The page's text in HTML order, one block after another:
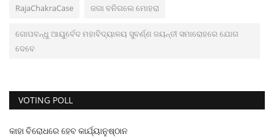
RajaChakraCase ଜଗା ବନିଗଲେ ମୋହରା
ଗୋପବନ୍ଧୁ ଆୟୁର୍ବେଦ ମହାବିଦ୍ୟାଳୟ ସୁବର୍ଣ୍ଣ ଜୟନ୍ତୀ ସମାରୋହରେ ଯୋଗ
ଦେବେ
VOTING POLL
କାହା ବିରୋଧରେ ହେବ କାର୍ଯ୍ୟାନୁଷ୍ଠାନ